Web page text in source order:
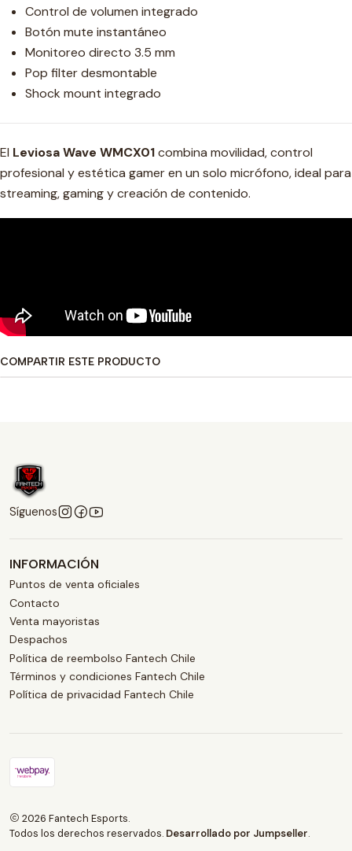
Control de volumen integrado
Botón mute instantáneo
Monitoreo directo 3.5 mm
Pop filter desmontable
Shock mount integrado
El Leviosa Wave WMCX01combina movilidad, control
profesional y estética gamer en un solo micrófono, ideal para
streaming, gaming y creación de contenido.
COMPARTIR ESTE PRODUCTO
Síguenos
INFORMACIÓN
Puntos de venta oficiales
Contacto
Venta mayoristas
Despachos
Política de reembolso Fantech Chile
Términos y condiciones Fantech Chile
Política de privacidad Fantech Chile
2026 Fantech Esports.
Todos los derechos reservados. Desarrollado por Jumpseller.